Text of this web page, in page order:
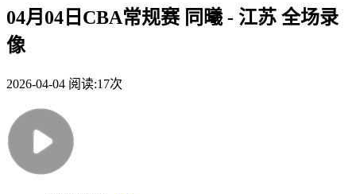
04月04日CBA常规赛 同曦 - 江苏 全场录
像
2026-04-04 阅读:17次